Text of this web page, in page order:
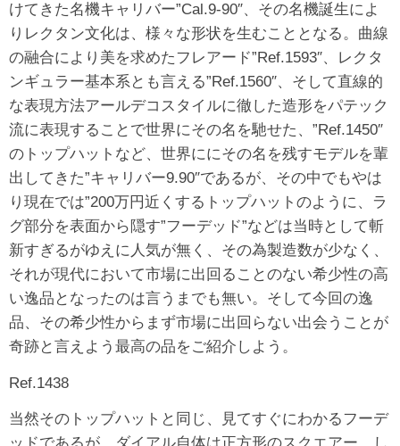
けてきた名機キャリバー”Cal.9-90″、その名機誕生によ
りレクタン文化は、様々な形状を生むこととなる。曲線
の融合により美を求めたフレアード”Ref.1593″、レクタ
ンギュラー基本系とも言える”Ref.1560″、そして直線的
な表現方法アールデコスタイルに徹した造形をパテック
流に表現することで世界にその名を馳せた、”Ref.1450″
のトップハットなど、世界ににその名を残すモデルを輩
出してきた”キャリバー9.90″であるが、その中でもやは
り現在では”200万円近くするトップハットのように、ラ
グ部分を表面から隠す”フーデッド”などは当時として斬
新すぎるがゆえに人気が無く、その為製造数が少なく、
それが現代において市場に出回ることのない希少性の高
い逸品となったのは言うまでも無い。そして今回の逸
品、その希少性からまず市場に出回らない出会うことが
奇跡と言えよう最高の品をご紹介しよう。
Ref.1438
当然そのトップハットと同じ、見てすぐにわかるフーデ